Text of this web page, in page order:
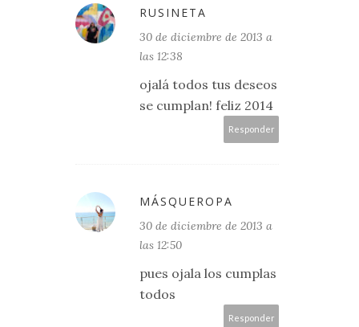
RUSINETA
30 de diciembre de 2013 a
las 12:38
ojalá todos tus deseos
se cumplan! feliz 2014
Responder
MÁSQUEROPA
30 de diciembre de 2013 a
las 12:50
pues ojala los cumplas
todos
Responder